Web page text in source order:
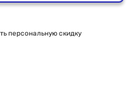
персональную скидку